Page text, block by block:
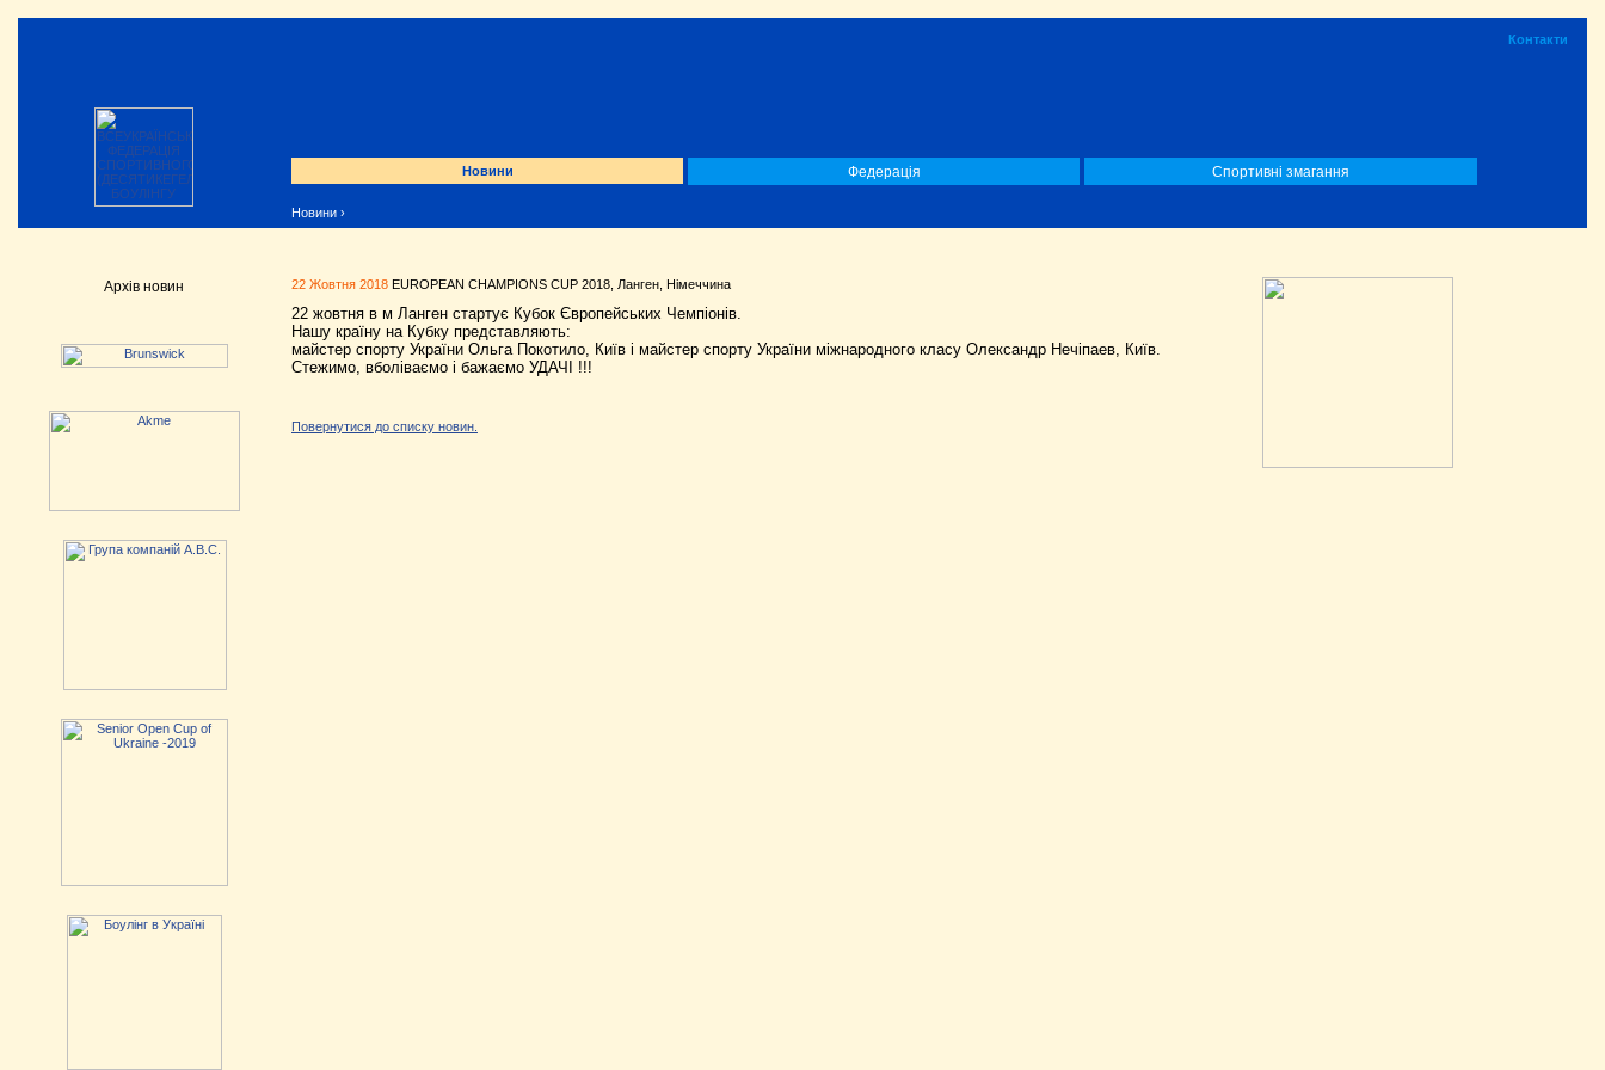
Контакти
Новини Федерація Спортивні змагання
Новини ›
Архів новин 22 Жовтня 2018 EUROPEAN CHAMPIONS CUP 2018, Ланген, Німеччина
22 жовтня в м Ланген стартує Кубок Європейських Чемпіонів.
Нашу країну на Кубку представляють:
майстер спорту України Ольга Покотило, Київ і майстер спорту України міжнародного класу Олександр Нечіпаев, Київ.
Стежимо, вболіваємо і бажаємо УДАЧІ !!!
Повернутися до списку новин.